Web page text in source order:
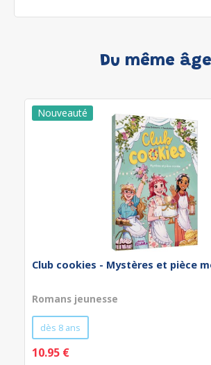
Du même âge
Club cookies - Mystères et pièce
Romans jeunesse
dès 8 ans
10.95 €